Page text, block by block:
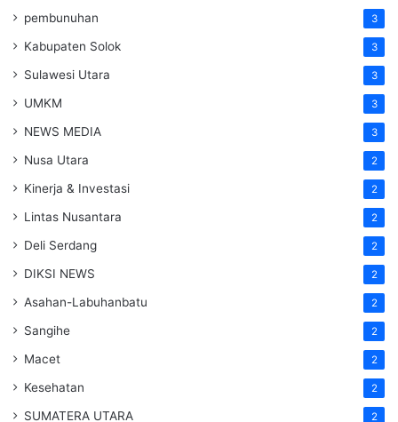
pembunuhan 3
Kabupaten Solok 3
Sulawesi Utara 3
UMKM 3
NEWS MEDIA 3
Nusa Utara 2
Kinerja & Investasi 2
Lintas Nusantara 2
Deli Serdang 2
DIKSI NEWS 2
Asahan-Labuhanbatu 2
Sangihe 2
Macet 2
Kesehatan 2
SUMATERA UTARA 2